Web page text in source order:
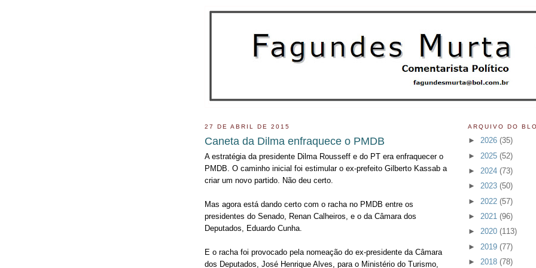
27 DE ABRIL DE 2015
Caneta da Dilma enfraquece o PMDB
A estratégia da presidente Dilma Rousseff e do PT era enfraquecer o
PMDB. O caminho inicial foi estimular o ex-prefeito Gilberto Kassab a
criar um novo partido. Não deu certo.
Mas agora está dando certo com o racha no PMDB entre os
presidentes do Senado, Renan Calheiros, e o da Câmara dos
Deputados, Eduardo Cunha.
E o racha foi provocado pela nomeação do ex-presidente da Câmara
dos Deputados, José Henrique Alves, para o Ministério do Turismo,
ARQUIVO DO
► 2026 (35)
► 2025 (52)
► 2024 (73)
► 2023 (50)
► 2022 (57)
► 2021 (96)
► 2020 (113)
► 2019 (77)
► 2018 (78)